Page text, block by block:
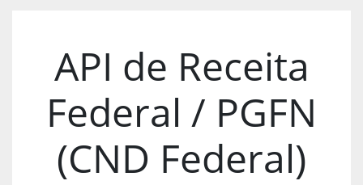
API de Receita
Federal / PGFN
(CND Federal)